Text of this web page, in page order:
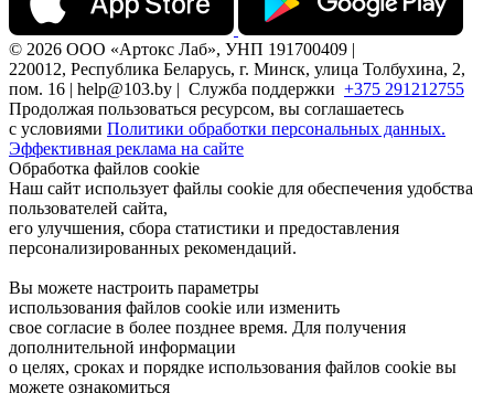
© 2026 ООО «Артокс Лаб», УНП 191700409 |
220012, Республика Беларусь, г. Минск, улица Толбухина, 2,
пом. 16 | help@103.by | Служба поддержки +375 291212755
Продолжая пользоваться ресурсом, вы соглашаетесь
с условиями Политики обработки персональных данных.
Эффективная реклама на сайте
Обработка файлов cookie
Наш сайт использует файлы cookie для обеспечения удобства
пользователей сайта,
его улучшения, сбора статистики и предоставления
персонализированных рекомендаций.
Вы можете настроить параметры
использования файлов cookie или изменить
свое согласие в более позднее время. Для получения
дополнительной информации
о целях, сроках и порядке использования файлов cookie вы
можете ознакомиться